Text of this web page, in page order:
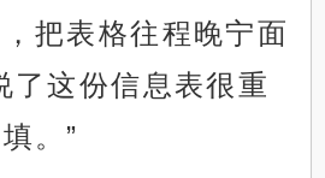
把表格往程晚宁面
了这份信息表很重
。”